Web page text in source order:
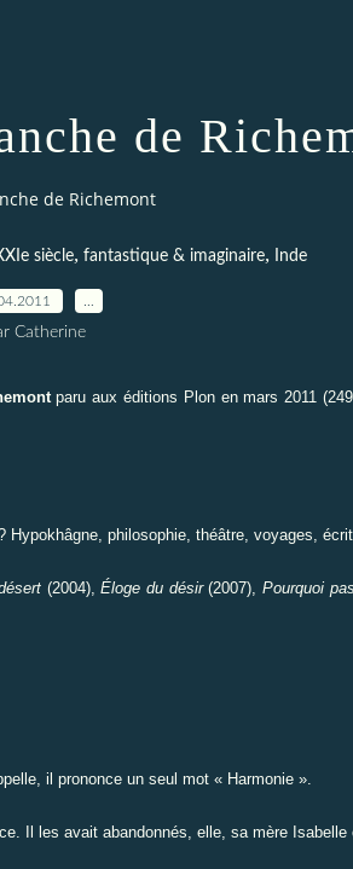
de
de Richemont
siècle, fantastique & imaginaire, Inde
Catherine
paru aux éditions Plonen mars 2011
philosophie, théâtre, voyages,
(2004),Éloge du désir(2007), Pourquoi
il prononce un seul mot « Harmonie ».
Il les avait abandonnés, elle, sa mère Isabelle